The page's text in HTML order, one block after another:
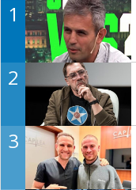
1
2
3